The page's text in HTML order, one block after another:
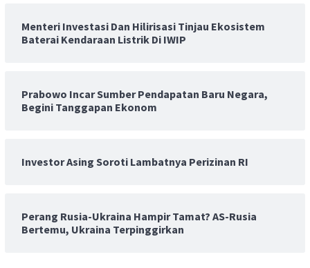
Menteri Investasi Dan Hilirisasi Tinjau Ekosistem
Baterai Kendaraan Listrik Di IWIP
Prabowo Incar Sumber Pendapatan Baru Negara,
Begini Tanggapan Ekonom
Investor Asing Soroti Lambatnya Perizinan RI
Perang Rusia-Ukraina Hampir Tamat? AS-Rusia
Bertemu, Ukraina Terpinggirkan